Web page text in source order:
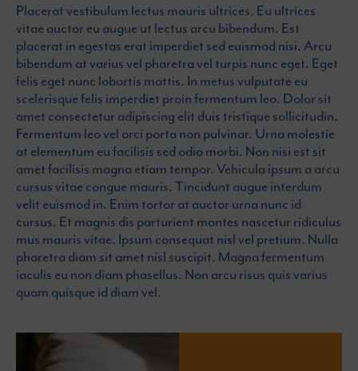
Placerat vestibulum lectus mauris ultrices. Eu ultrices
vitae auctor eu augue ut lectus arcu bibendum. Est
placerat in egestas erat imperdiet sed euismod nisi. Arcu
bibendum at varius vel pharetra vel turpis nunc eget. Eget
felis eget nunc lobortis mattis. In metus vulputate eu
scelerisque felis imperdiet proin fermentum leo. Dolor sit
amet consectetur adipiscing elit duis tristique sollicitudin.
Fermentum leo vel orci porta non pulvinar. Urna molestie
at elementum eu facilisis sed odio morbi. Non nisi est sit
amet facilisis magna etiam tempor. Vehicula ipsum a arcu
cursus vitae congue mauris. Tincidunt augue interdum
velit euismod in. Enim tortor at auctor urna nunc id
cursus. Et magnis dis parturient montes nascetur ridiculus
mus mauris vitae. Ipsum consequat nisl vel pretium. Nulla
pharetra diam sit amet nisl suscipit. Magna fermentum
iaculis eu non diam phasellus. Non arcu risus quis varius
quam quisque id diam vel.